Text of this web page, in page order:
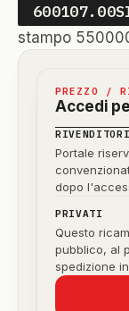
stampo
PREZZO /
Accedi
RIVENDITORI
Portale
dopo
PRIVATI
Questo
pubblico, al
spedizione